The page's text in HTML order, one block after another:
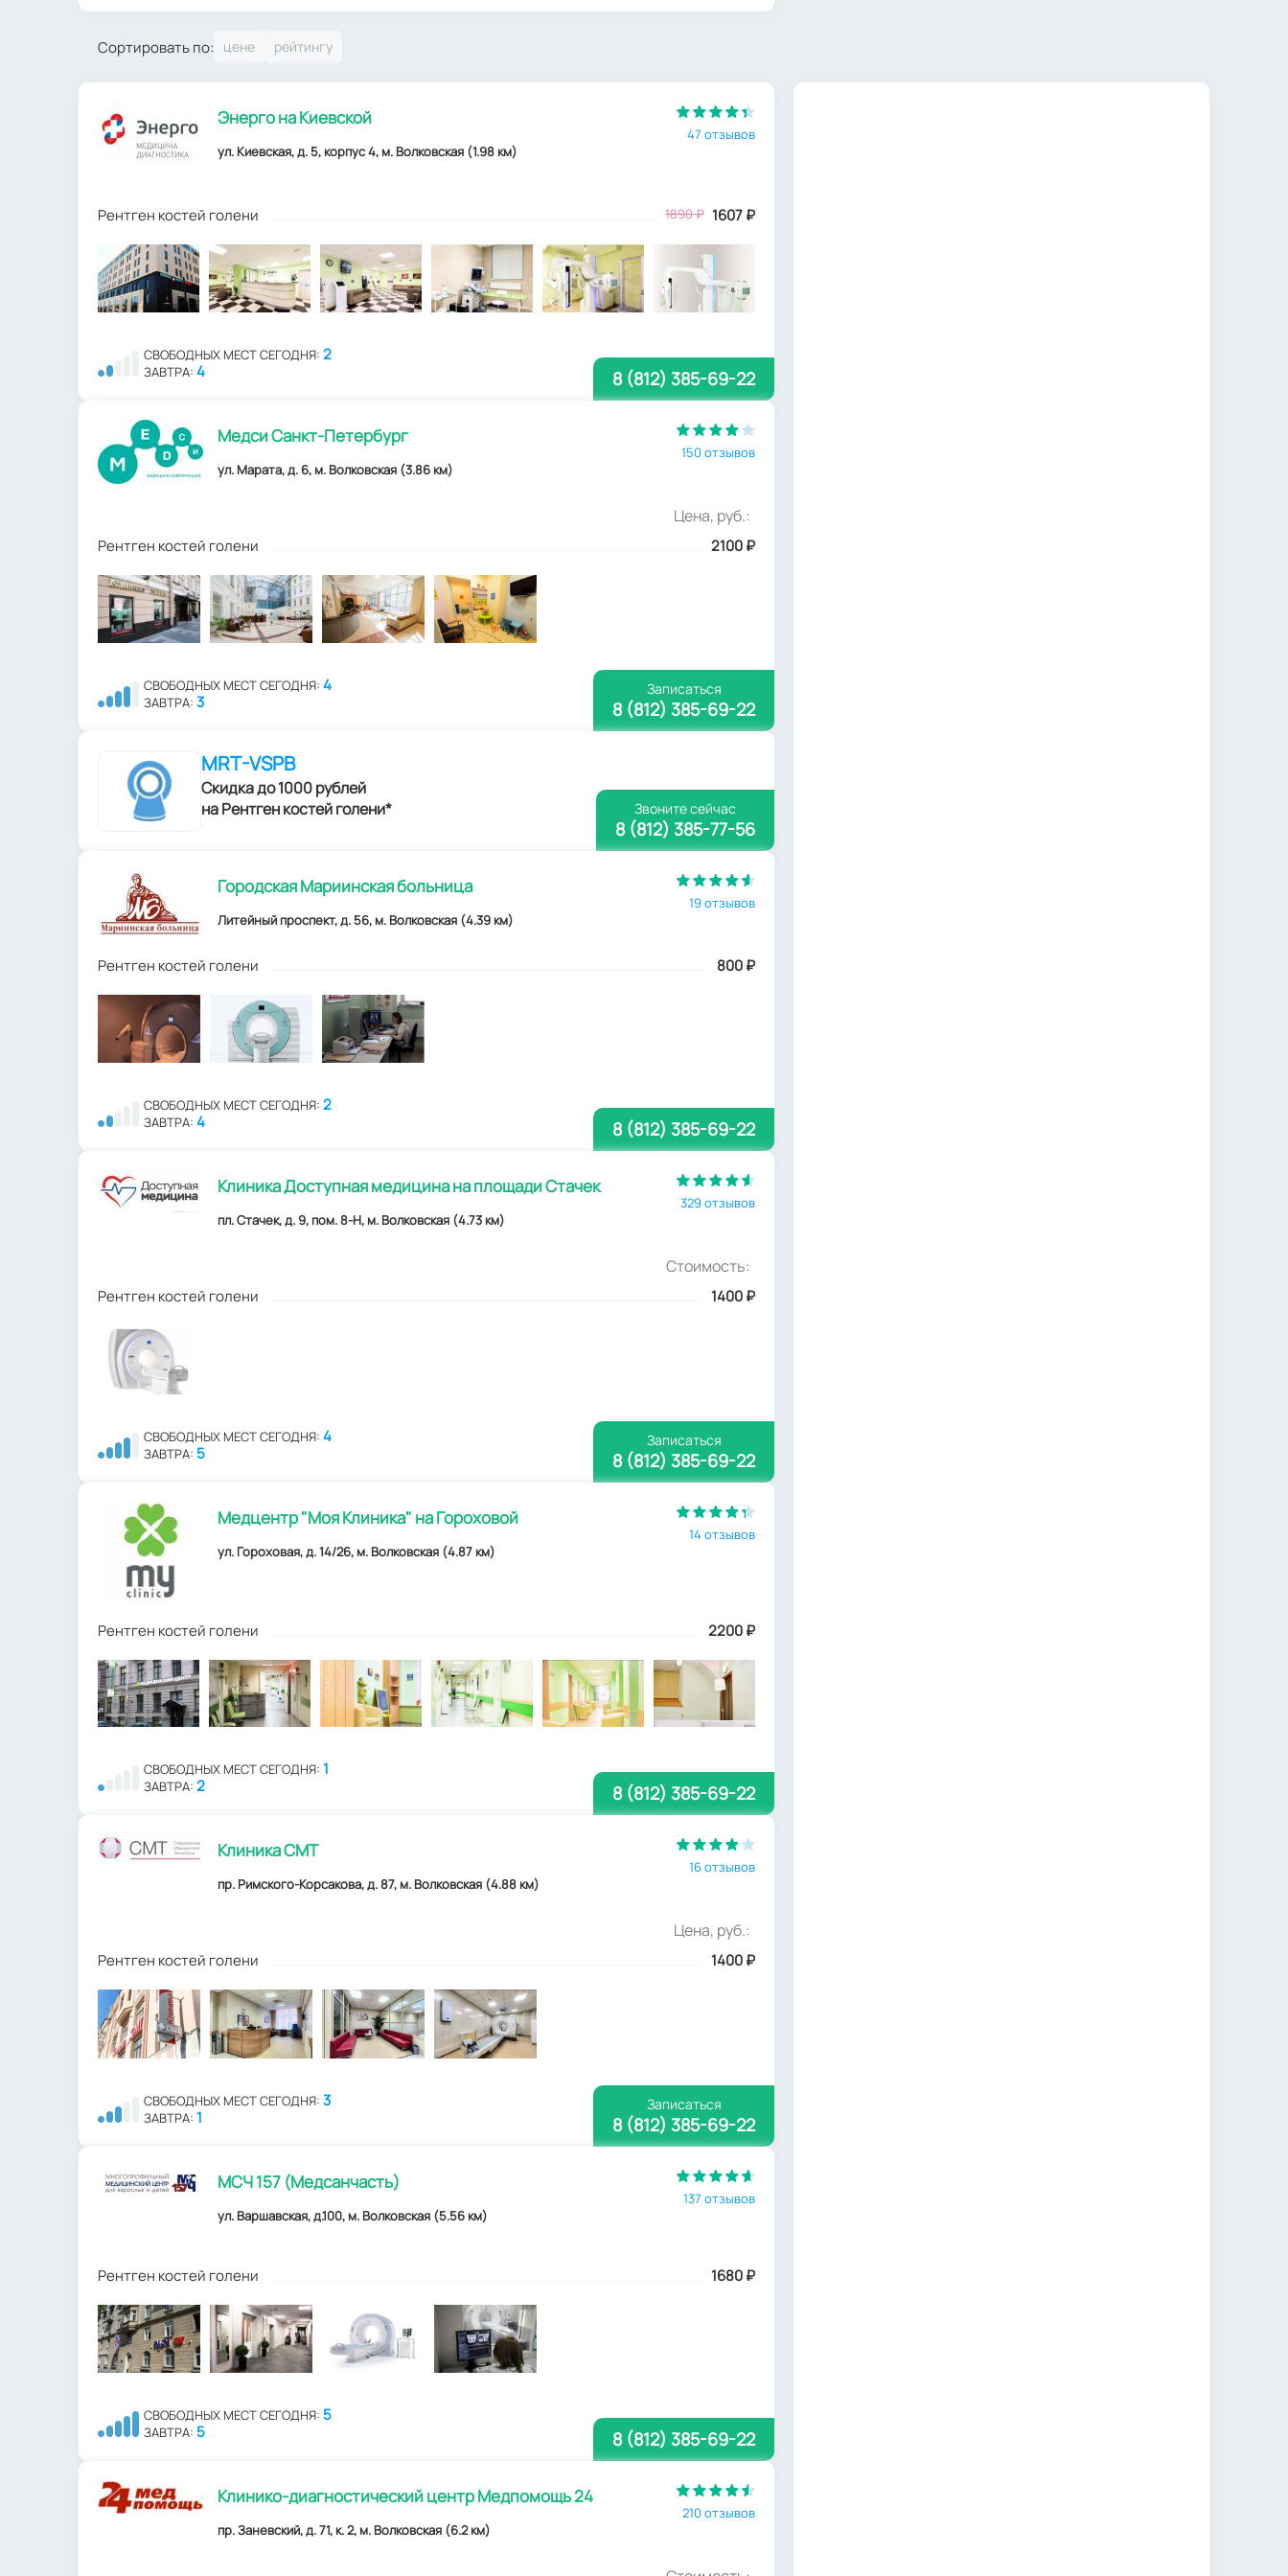
Сортировать по:
Энерго на Киевской
ул. Киевская, д. 5, корпус 4, м. Волковская (1.98 км)
47 отзывов
Рентген костей голени 1890₽ 1607₽
СВОБОДНЫХ МЕСТ СЕГОДНЯ: 2
ЗАВТРА: 4 8 (812) 385-69-22
Медси Санкт-Петербург
ул. Марата, д. 6, м. Волковская (3.86 км)
150 отзывов
Цена, руб.:
Рентген костей голени 2100₽
СВОБОДНЫХ МЕСТ СЕГОДНЯ: 4
ЗАВТРА: 3
Записаться
8 (812) 385-69-22
MRT-VSPB
Скидка до 1000 рублей
на Рентген костей голени*
Звоните сейчас
8 (812) 385-77-56
Городская Мариинская больница
Литейный проспект, д. 56, м. Волковская (4.39 км)
19 отзывов
Рентген костей голени 800₽
СВОБОДНЫХ МЕСТ СЕГОДНЯ: 2
ЗАВТРА: 4 8 (812) 385-69-22
Клиника Доступная медицина на площади Стачек
пл. Стачек, д. 9, пом. 8-Н, м. Волковская (4.73 км)
329 отзывов
Стоимость:
Рентген костей голени 1400₽
СВОБОДНЫХ МЕСТ СЕГОДНЯ: 4
ЗАВТРА: 5
Записаться
8 (812) 385-69-22
Медцентр "Моя Клиника" на Гороховой
ул. Гороховая, д. 14/26, м. Волковская (4.87 км)
14 отзывов
Рентген костей голени 2200₽
СВОБОДНЫХ МЕСТ СЕГОДНЯ: 1
ЗАВТРА: 2 8 (812) 385-69-22
Клиника СМТ
пр. Римского-Корсакова, д. 87, м. Волковская (4.88 км)
16 отзывов
Цена, руб.:
Рентген костей голени 1400₽
СВОБОДНЫХ МЕСТ СЕГОДНЯ: 3
ЗАВТРА: 1
Записаться
8 (812) 385-69-22
МСЧ 157 (Медсанчасть)
ул. Варшавская, д.100, м. Волковская (5.56 км)
137 отзывов
Рентген костей голени 1680₽
СВОБОДНЫХ МЕСТ СЕГОДНЯ: 5
ЗАВТРА: 5 8 (812) 385-69-22
Клинико-диагностический центр Медпомощь 24
пр. Заневский, д. 71, к. 2, м. Волковская (6.2 км)
210 отзывов